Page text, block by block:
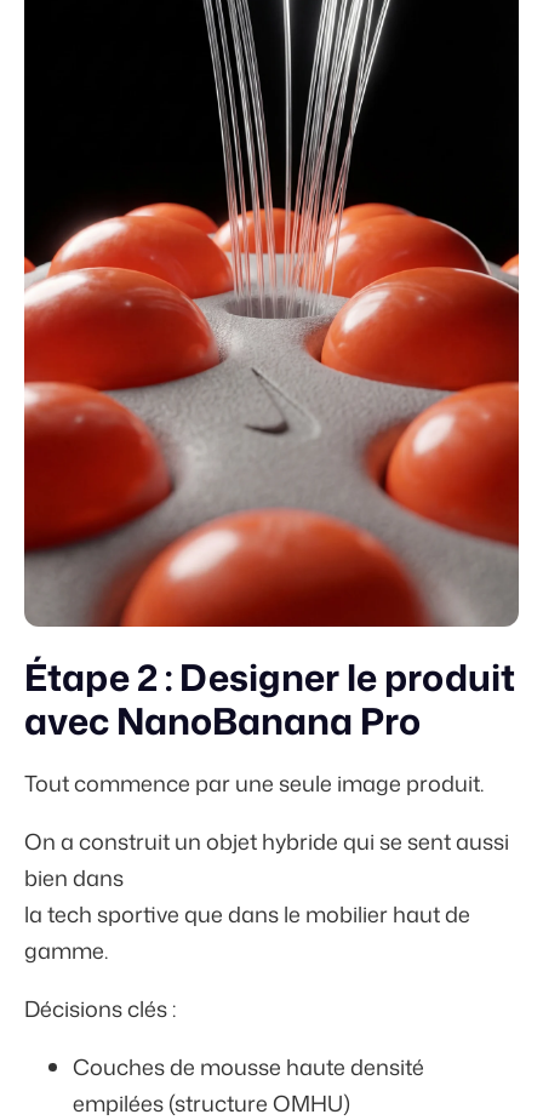
Étape 2 : Designer le produit
avec NanoBanana Pro
Tout commence par une seule image produit.
On a construit un objet hybride qui se sent aussi
bien dans
la tech sportive que dans le mobilier haut de
gamme.
Décisions clés :
Couches de mousse haute densité
empilées (structure OMHU)